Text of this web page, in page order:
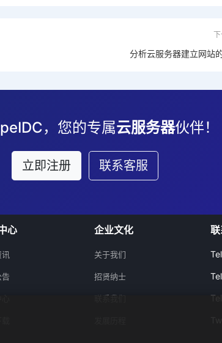
分析云服务器建立网站
，您的专属云服务器伙伴！
立即注册 联系客服
心
告
企业文化
关于我们
招贤纳士
联系我们
联